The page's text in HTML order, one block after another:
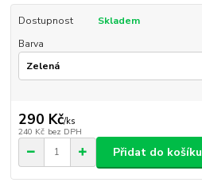
Dostupnost
Skladem
Barva
290 Kč/ks
240 Kč bez DPH
Přidat do košíku